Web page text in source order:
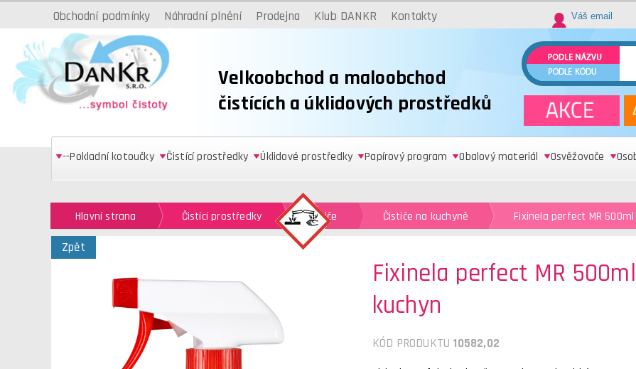
Obchodní podmínky Náhradní plnění Prodejna Klub DANKR Kontakty
Velkoobchod a maloobchod
čistících a úklidových prostředků
--Pokladní kotoučky Čistící prostředky Úklidové prostředky Papírový program Obalový materiál Osvěžovače
Hlavní strana Čistící prostředky Čističe Čističe na kuchyně Fixinela perfect MR 500ml
Zpět
Fixinela perfect MR 500ml
kuchyn
KÓD PRODUKTU 10582,02